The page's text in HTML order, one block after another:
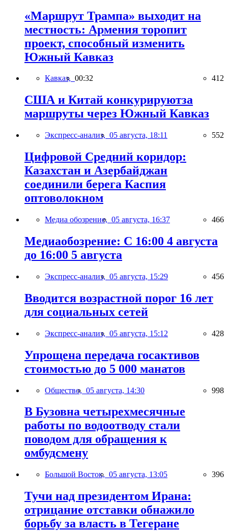
«Маршрут Трампа» выходит на
местность: Армения торопит
проект, способный изменить
Южный Кавказ
Кавказ, 00:32 412
США и Китай конкурируютза
маршруты через Южный Кавказ
Экспресс-анализ, 05 августа, 18:11 552
Цифровой Средний коридор:
Казахстан и Азербайджан
соединили берега Каспия
оптоволокном
Медиа обозрение, 05 августа, 16:37 466
Медиаобозрение: С 16:00 4 августа
до 16:00 5 августа
Экспресс-анализ, 05 августа, 15:29 456
Вводится возрастной порог 16 лет
для социальных сетей
Экспресс-анализ, 05 августа, 15:12 428
Упрощена передача госактивов
стоимостью до 5 000 манатов
Общество, 05 августа, 14:30 998
В Бузовна четырехмесячные
работы по водоотводу стали
поводом для обращения к
омбудсмену
Большой Восток, 05 августа, 13:05 396
Тучи над президентом Ирана:
отрицание отставки обнажило
борьбу за власть в Тегеране